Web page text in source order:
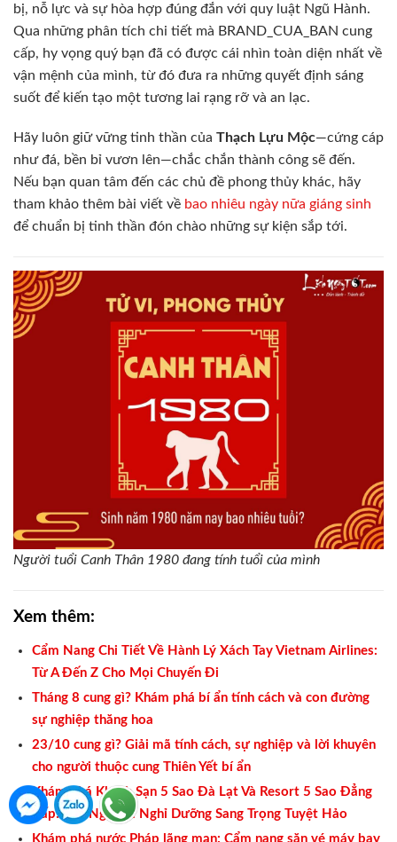
bị, nỗ lực và sự hòa hợp đúng đắn với quy luật Ngũ Hành.
Qua những phân tích chi tiết mà BRAND_CUA_BAN cung
cấp, hy vọng quý bạn đã có được cái nhìn toàn diện nhất về
vận mệnh của mình, từ đó đưa ra những quyết định sáng
suốt để kiến tạo một tương lai rạng rỡ và an lạc.
Hãy luôn giữ vững tinh thần của Thạch Lựu Mộc—cứng cáp
như đá, bền bỉ vươn lên—chắc chắn thành công sẽ đến.
Nếu bạn quan tâm đến các chủ đề phong thủy khác, hãy
tham khảo thêm bài viết về bao nhiêu ngày nữa giáng sinh
để chuẩn bị tinh thần đón chào những sự kiện sắp tới.
Người tuổi Canh Thân 1980 đang tính tuổi của mình
Xem thêm:
Cẩm Nang Chi Tiết Về Hành Lý Xách Tay Vietnam Airlines:
Từ A Đến Z Cho Mọi Chuyến Đi
Tháng 8 cung gì? Khám phá bí ẩn tính cách và con đường
sự nghiệp thăng hoa
23/10 cung gì? Giải mã tính cách, sự nghiệp và lời khuyên
cho người thuộc cung Thiên Yết bí ẩn
Khám Phá Khách Sạn 5 Sao Đà Lạt Và Resort 5 Sao Đẳng
Cấp: Trải Nghiệm Nghỉ Dưỡng Sang Trọng Tuyệt Hảo
Khám phá nước Pháp lãng mạn: Cẩm nang săn vé máy bay